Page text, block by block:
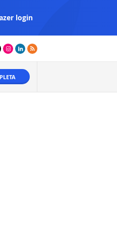
login